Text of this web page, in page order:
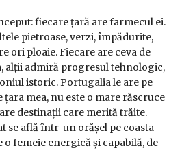
fiecare țară are farmecul ei.
pietroase, verzi, împădurite,
ori ploaie. Fiecare are ceva de
alții admiră progresul tehnologic,
istoric. Portugalia le are pe
țara mea, nu este o mare răscruce
destinații care merită trăite.
se află într-un orășel pe coasta
femeie energică și capabilă, de